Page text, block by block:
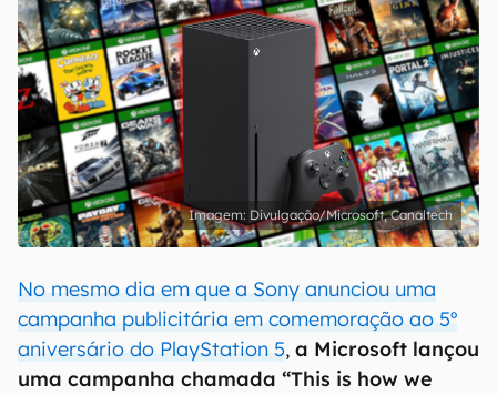
Divulgação/Microsoft, Canaltech
No mesmo dia em que a Sony anunciou uma
campanha publicitária em comemoração ao 5º
aniversário do PlayStation 5, a Microsoft lançou
uma campanha chamada “This is how we